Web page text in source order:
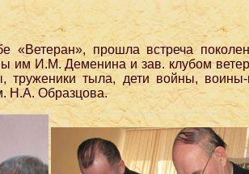
«Ветеран», прошла встреча
им И.М. Деменина и зав. клубом
тыла, дети войны, воины-
Н.А. Образцова.